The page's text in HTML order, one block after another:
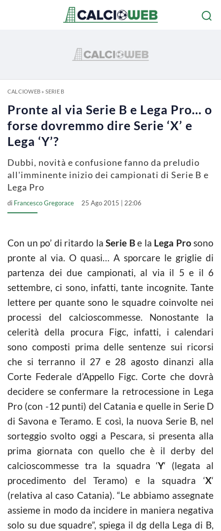
CALCIOWEB» SERIE B
Pronte al via Serie B e Lega Pro… o
forse dovremmo dire Serie ‘X’ e
Lega ‘Y’?
Dubbi, novità e confusione fanno da preludio
all'imminente inizio dei campionati di Serie B e
Lega Pro
di Francesco Gregorace 25 Ago 2015 | 22:06
Con un po’ di ritardo la Serie Be la Lega Prosono
pronte al via. O quasi… A sporcare le griglie di
partenza dei due campionati, al via il 5 e il 6
settembre, ci sono, infatti, tante incognite. Tante
lettere per quante sono le squadre coinvolte nei
processi del calcioscommesse. Nonostante la
celerità della procura Figc, infatti, i calendari
sono composti prima delle sentenze sui ricorsi
che si terranno il 27 e 28 agosto dinanzi alla
Corte Federale d’Appello Figc. Corte che dovrà
decidere se confermare la retrocessione in Lega
Pro (con -12 punti) del Catania e quelle in Serie D
di Savona e Teramo. E così, la nuova Serie B, nel
sorteggio svolto oggi a Pescara, si presenta alla
prima giornata con quello che è il derby del
calcioscommesse tra la squadra ‘Y‘ (legata al
procedimento del Teramo) e la squadra ‘X‘
(relativa al caso Catania). “Le abbiamo assegnate
assieme in modo da incidere in maniera negativa
solo su due squadre”, spiega il dg della Lega di B,